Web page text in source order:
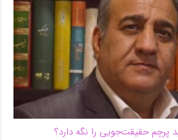
پرچم حقیقت‌جویی را نگه دارد؟